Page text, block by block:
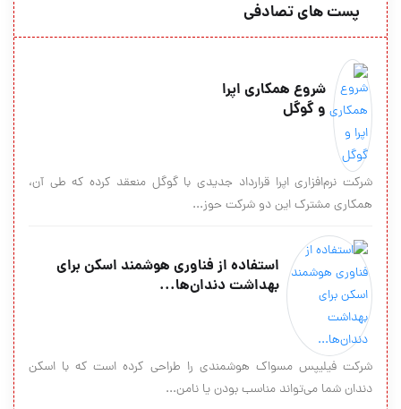
پست های تصادفی
شروع همکاری اپرا
و گوگل
شرکت نرم‌افزاری اپرا قرارداد جدیدی با گوگل منعقد کرده که طی آن،
همکاری مشترک این دو شرکت حوز...
استفاده از فناوری هوشمند اسکن برای
بهداشت دندان‌ها...
شرکت فیلیپس مسواک هوشمندی را طراحی کرده است که با اسکن
دندان شما می‌تواند مناسب بودن یا نامن...